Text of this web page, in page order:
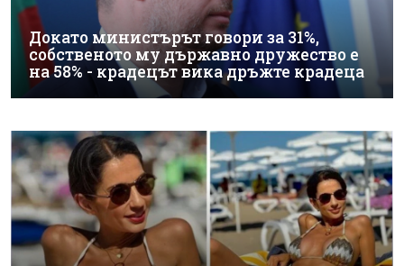
Докато министърът говори за 31%,
собственото му държавно дружество е
на 58% - крадецът вика дръжте крадеца